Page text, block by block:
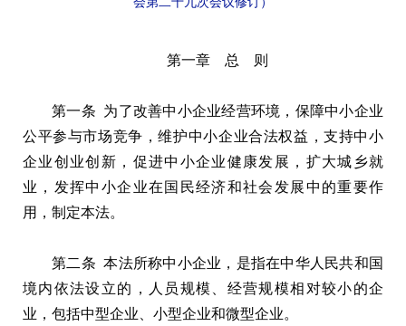
第一章 总 则
第一条 为了改善中小企业经营环境，保障中小企业
公平参与市场竞争，维护中小企业合法权益，支持中小
企业创业创新，促进中小企业健康发展，扩大城乡就
业，发挥中小企业在国民经济和社会发展中的重要作
用，制定本法。
第二条 本法所称中小企业，是指在中华人民共和国
境内依法设立的，人员规模、经营规模相对较小的企
业，包括中型企业、小型企业和微型企业。